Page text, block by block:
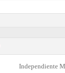
Independiente